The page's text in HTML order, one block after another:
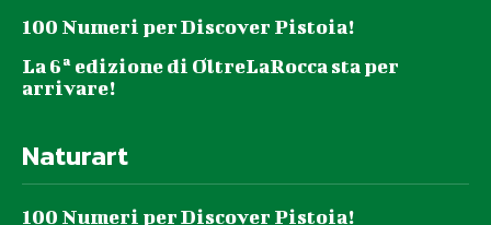
100 Numeri per Discover Pistoia!
La 6ª edizione di OltreLaRocca sta per
arrivare!
Naturart
100 Numeri per Discover Pistoia!